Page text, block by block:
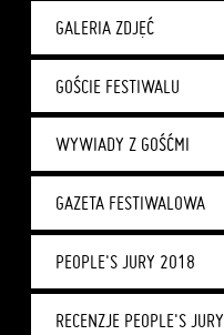
GALERIA ZDJĘĆ
GOŚCIE FESTIWALU
WYWIADY Z GOŚĆMI
GAZETA FESTIWALOWA
PEOPLE'S JURY 2018
RECENZJE PEOPLE'S JURY